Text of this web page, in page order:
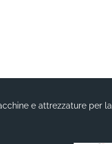
e attrezzature per la